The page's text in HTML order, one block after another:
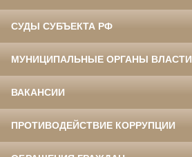
СУДЫ СУБЪЕКТА РФ
МУНИЦИПАЛЬНЫЕ ОРГАНЫ ВЛАСТИ
ВАКАНСИИ
ПРОТИВОДЕЙСТВИЕ КОРРУПЦИИ